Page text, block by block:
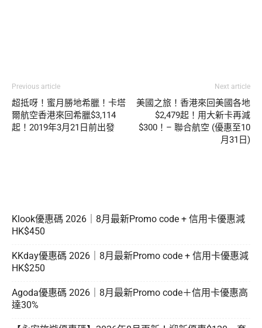
Previous article
超抵呀！蜜月勝地希臘！卡塔
爾航空香港來回希臘$3,114
起！2019年3月21日前出發
Next article
美國之旅！香港來回美國各地
$2,479起！用大新卡再減
$300！– 聯合航空 (優惠至10
月31日)
Klook優惠碼 2026｜8月最新Promo code + 信用卡優惠減
HK$450
KKday優惠碼 2026｜8月最新Promo code + 信用卡優惠減
HK$250
Agoda優惠碼 2026｜8月最新Promo code＋信用卡優惠高
達30%